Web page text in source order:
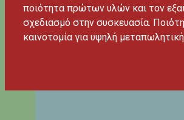
ποιότητα πρώτων υλών και τον
σχεδιασμό στην συσκευασία.
καινοτομία για υψηλή μεταπωλητική